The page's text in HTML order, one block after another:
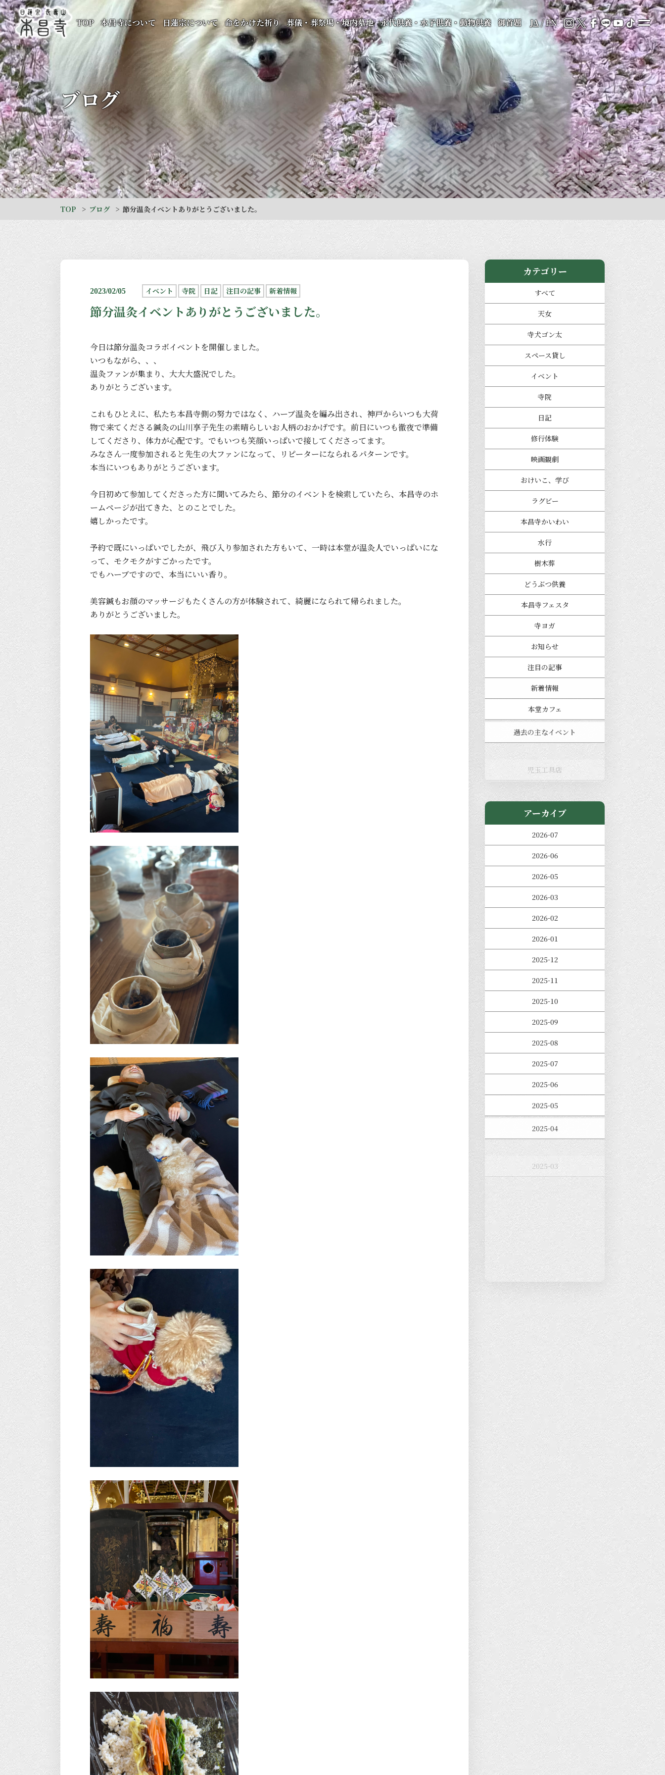
TOP 本昌寺について 日蓮宗について 命をかけた祈り 葬儀・葬祭場・境内墓地 永代供養・水子供養・動物供養 御首題 JA/EN
ブログ
TOP ブログ 節分温灸イベントありがとうございました。
2023/02/05 イベント 寺院 日記 注目の記事 新着情報
節分温灸イベントありがとうございました。
今日は節分温灸コラボイベントを開催しました。
いつもながら、、、
温灸ファンが集まり、大大大盛況でした。
ありがとうございます。
これもひとえに、私たち本昌寺側の努力ではなく、ハーブ温灸を編み出され、神戸からいつも大荷
物で来てくださる鍼灸の山川享子先生の素晴らしいお人柄のおかげです。前日にいつも徹夜で準備
してくださり、体力が心配です。でもいつも笑顔いっぱいで接してくださってます。
みなさん一度参加されると先生の大ファンになって、リピーターになられるパターンです。
本当にいつもありがとうございます。
今日初めて参加してくださった方に聞いてみたら、節分のイベントを検索していたら、本昌寺のホ
ームページが出てきた、とのことでした。
嬉しかったです。
予約で既にいっぱいでしたが、飛び入り参加された方もいて、一時は本堂が温灸人でいっぱいにな
って、モクモクがすごかったです。
でもハーブですので、本当にいい香り。
美容鍼もお顔のマッサージもたくさんの方が体験されて、綺麗になられて帰られました。
ありがとうございました。
カテゴリー
すべて
天女
寺犬ゴン太
スペース貸し
イベント
寺院
日記
修行体験
映画観劇
おけいこ、学び
ラグビー
本昌寺かいわい
水行
樹木葬
どうぶつ供養
本昌寺フェスタ
寺ヨガ
お知らせ
注目の記事
新着情報
本堂カフェ
過去の主なイベント
きのえねまるしぇ
アーカイブ
2026-07
2026-06
2026-05
2026-03
2026-02
2026-01
2025-12
2025-11
2025-10
2025-09
2025-08
2025-07
2025-06
2025-05
2025-04
2025-03
2025-02
2024-12
2024-09